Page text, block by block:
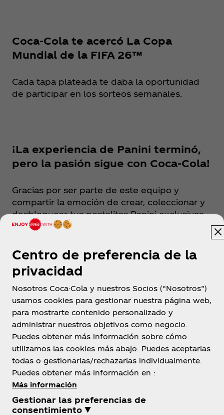
Coca‑Cola te acercó La Copa
Mundial de la FIFA 26™
Cada tapa plateada te daba la oportunidad
de participar en los sorteos semanales.
¡La experiencia de Panini terminó,
pero la pasión sigue con Coca‑Cola!
Gracias por ser parte de este equipo y
compartir la emoción de crear, coleccionar y
desbloquear tus postalitas Panini exclusivas.
Fue increíble vivir juntos la adrenalina de
sigue intacta!
República Dominicana
Sobre nosotros
Centro de preferencia de la
privacidad
Nosotros Coca-Cola y nuestros Socios (“Nosotros”)
usamos cookies para gestionar nuestra página web,
para mostrarte contenido personalizado y
administrar nuestros objetivos como negocio.
Puedes obtener más información sobre cómo
utilizamos las cookies más abajo. Puedes aceptarlas
todas o gestionarlas/rechazarlas individualmente.
Puedes obtener más información en :
Más información
Gestionar las preferencias de
consentimiento ▼